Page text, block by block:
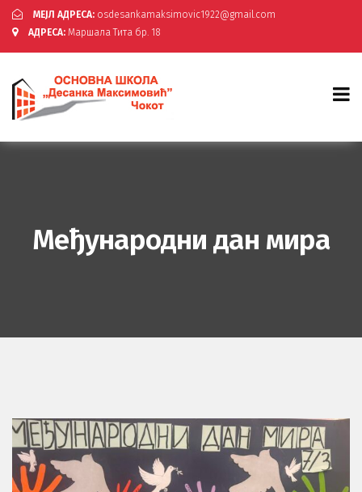
МЕЈЛ АДРЕСА: osdesankamaksimovic1922@gmail.com
АДРЕСА: Маршала Тита бр. 18
Међународни дан мира